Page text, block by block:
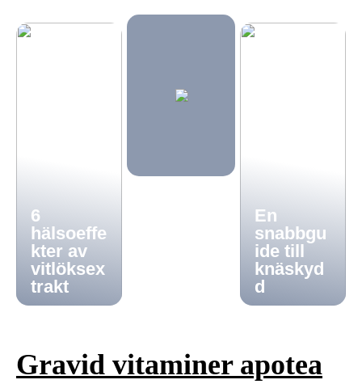
6
hälsoeffe
kter av
vitlöksex
trakt
En
snabbgu
ide till
knäskyd
d
Gravid vitaminer apotea